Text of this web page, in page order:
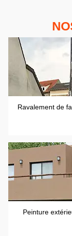
Ravalement de
Peinture